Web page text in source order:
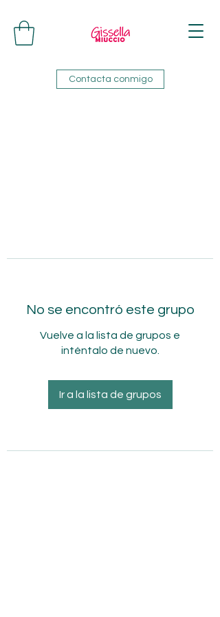
Contacta conmigo
No se encontró este grupo
Vuelve a la lista de grupos e
inténtalo de nuevo.
Ir a la lista de grupos